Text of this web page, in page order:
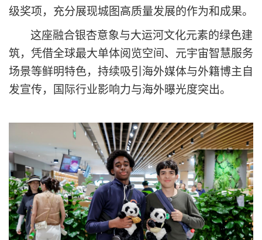
级奖项，充分展现城图高质量发展的作为和成果。
这座融合银杏意象与大运河文化元素的绿色建
筑，凭借全球最大单体阅览空间、元宇宙智慧服务
场景等鲜明特色，持续吸引海外媒体与外籍博主自
发宣传，国际行业影响力与海外曝光度突出。